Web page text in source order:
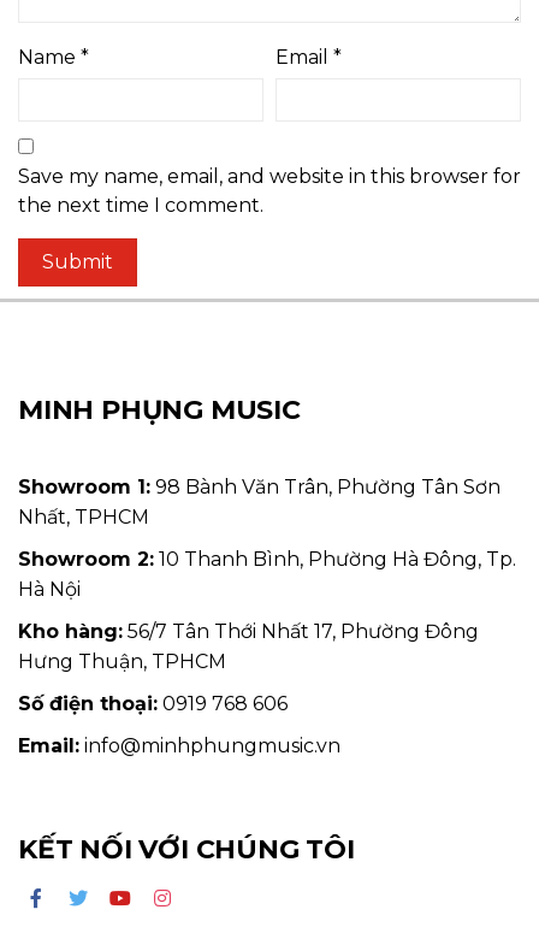
Name * Email *
Save my name, email, and website in this browser for
the next time I comment.
MINH PHỤNG MUSIC
Showroom 1: 98 Bành Văn Trân, Phường Tân Sơn
Nhất, TPHCM
Showroom 2: 10 Thanh Bình, Phường Hà Đông, Tp.
Hà Nội
Kho hàng: 56/7 Tân Thới Nhất 17, Phường Đông
Hưng Thuận, TPHCM
Số điện thoại: 0919 768 606
Email: info@minhphungmusic.vn
KẾT NỐI VỚI CHÚNG TÔI